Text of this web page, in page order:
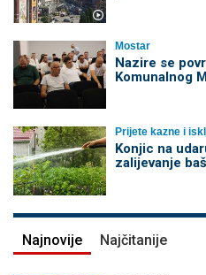
Mostar
Nazire se
Komunalnog
Prijete kazne i
Konjic na
zalijevanje
Najnovije Najčitanije